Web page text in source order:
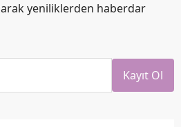
yeniliklerden haberdar
Kayıt Ol